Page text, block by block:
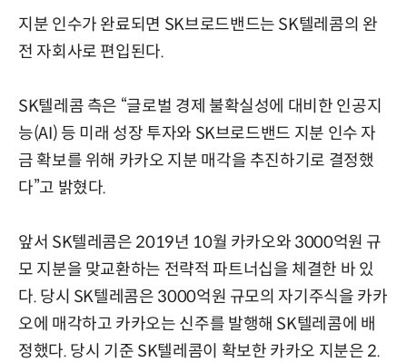
지분 인수가 완료되면 SK브로드밴드는 SK텔레콤의 완
전 자회사로 편입된다.
SK텔레콤 측은 “글로벌 경제 불확실성에 대비한 인공지
능(AI) 등 미래 성장 투자와 SK브로드밴드 지분 인수 자
금 확보를 위해 카카오 지분 매각을 추진하기로 결정했
다”고 밝혔다.
앞서 SK텔레콤은 2019년 10월 카카오와 3000억원 규
모 지분을 맞교환하는 전략적 파트너십을 체결한 바 있
다. 당시 SK텔레콤은 3000억원 규모의 자기주식을 카카
오에 매각하고 카카오는 신주를 발행해 SK텔레콤에 배
정했다. 당시 기준 SK텔레콤이 확보한 카카오 지분은 2.